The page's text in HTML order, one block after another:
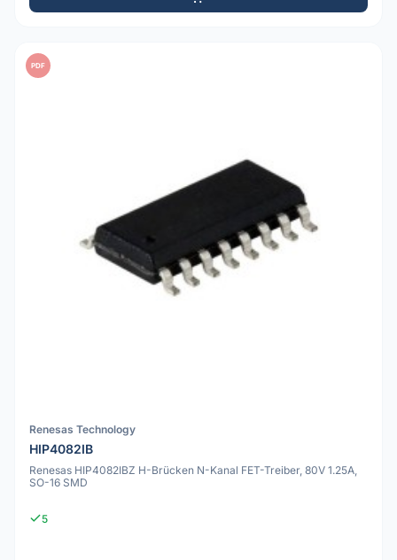
PDF
Renesas Technology
HIP4082IB
Renesas HIP4082IBZ H-Brücken N-Kanal FET-Treiber, 80V 1.25A,
SO-16 SMD
5